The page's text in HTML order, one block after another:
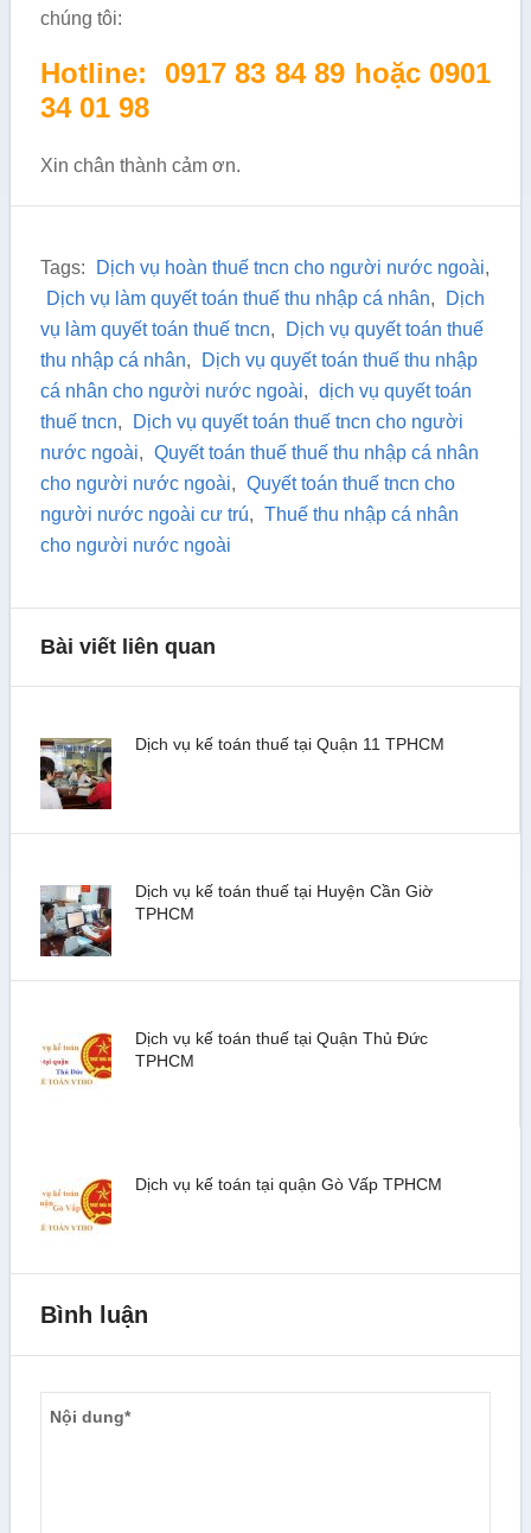
chúng tôi:
Hotline: 0917 83 84 89 hoặc 0901
34 01 98
Xin chân thành cảm ơn.
Tags: Dịch vụ hoàn thuế tncn cho người nước ngoài,
Dịch vụ làm quyết toán thuế thu nhập cá nhân,
Dịch
vụ làm quyết toán thuế tncn,
Dịch vụ quyết toán thuế
thu nhập cá nhân,
Dịch vụ quyết toán thuế thu nhập
cá nhân cho người nước ngoài, dịch vụ quyết toán
thuế tncn,
Dịch vụ quyết toán thuế tncn cho người
nước ngoài, Quyết toán thuế thuế thu nhập cá nhân
cho người nước ngoài, Quyết toán thuế tncn cho
người nước ngoài cư trú, Thuế thu nhập cá nhân
cho người nước ngoài
Bài viết liên quan
Dịch vụ kế toán thuế tại Quận 11 TPHCM
Dịch vụ kế toán thuế tại Huyện Cần Giờ
TPHCM
Dịch vụ kế toán thuế tại Quận Thủ Đức
TPHCM
Dịch vụ kế toán tại quận Gò Vấp TPHCM
Bình luận